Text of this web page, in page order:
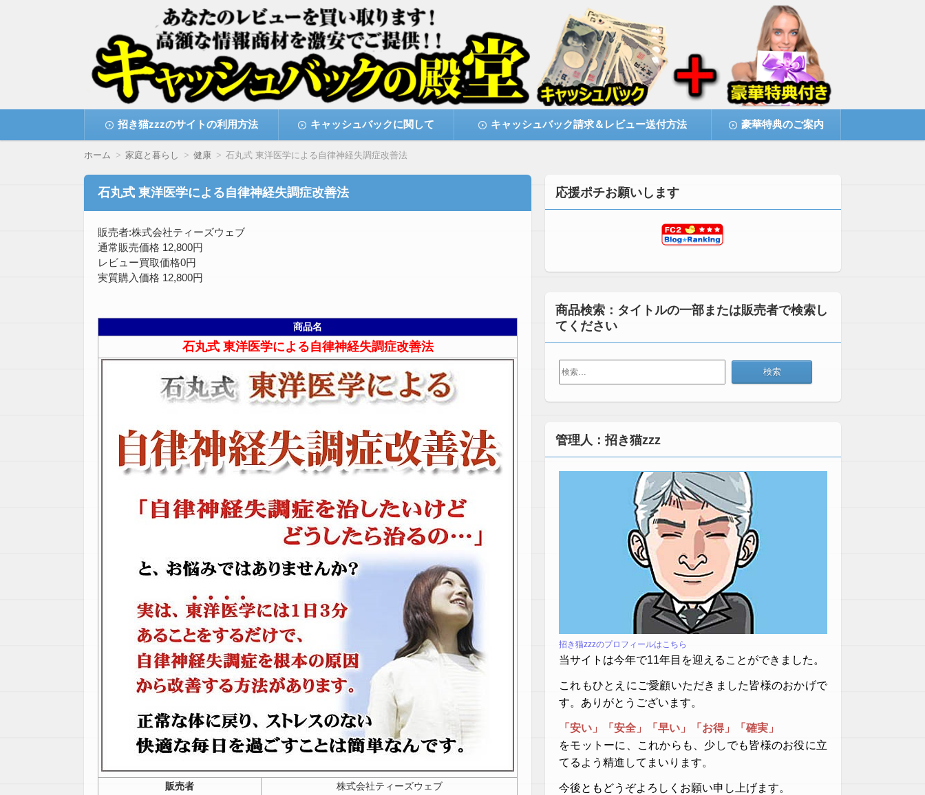
情報商材激安サイト・キャッシュバックの殿堂
高額な情報商材をレビューを買い取ることで激安で購入できます
テ
招き猫zzzのサイトの利用方法 キャッシュバックに関して キャッシュバック請求＆レビュー送付方法 豪華特典のご案内
ホーム 家庭と暮らし 健康 石丸式 東洋医学による自律神経失調症改善法
石丸式 東洋医学による自律神経失調症改善法
販売者:株式会社ティーズウェブ
通常販売価格 12,800円
レビュー買取価格0円
実質購入価格 12,800円
商品名
石丸式 東洋医学による自律神経失調症改善法
販売者
株式会社ティーズウェブ
応援ポチお願いします
商品検索：タイトルの一部または販売者で検索し
てください
検
索:
管理人：招き猫zzz
招き猫zzzのプロフィールはこちら
当サイトは今年で11年目を迎えることができました。
これもひとえにご愛顧いただきました皆様のおかげで
す。ありがとうございます。
「安い」「安全」「早い」「お得」「確実」
をモットーに、これからも、少しでも皆様のお役に立
てるよう精進してまいります。
今後ともどうぞよろしくお願い申し上げます。